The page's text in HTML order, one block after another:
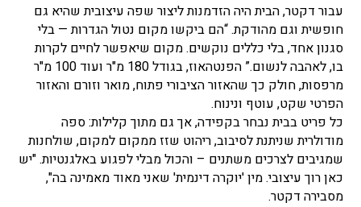
עבור דקטר, הבית היה הזדמנות ליצור שפה עיצובית שהיא גם
חופשית וגם מהודקת. “הם ביקשו מקום נטול הגדרות — בלי
סגנון אחד, בלי כללים נוקשים. מקום שיאפשר לחיים לקרות
בו, לאהבה לנשום.” הפנטהאוז, בגודל 180 מ"ר ועוד 100 מ"ר
מרפסות, חולק כך שהאזור הציבורי פתוח, מואר וזורם והאזור
הפרטי שקט, עוטף ונינוח.
כל פריט בבית נבחר בקפידה, אך גם מתוך קלילות: ספה
מודולרית שניתנת לסיבוב, ריהוט שזז ממקום למקום, שולחנות
שמגיבים לצרכים משתנים – והכול מבלי לפגוע באלגנטיות. "יש
כאן רוך עיצובי. מין 'יוקרה דינמית' שאני מאוד מאמינה בה",
מסבירה דקטר.